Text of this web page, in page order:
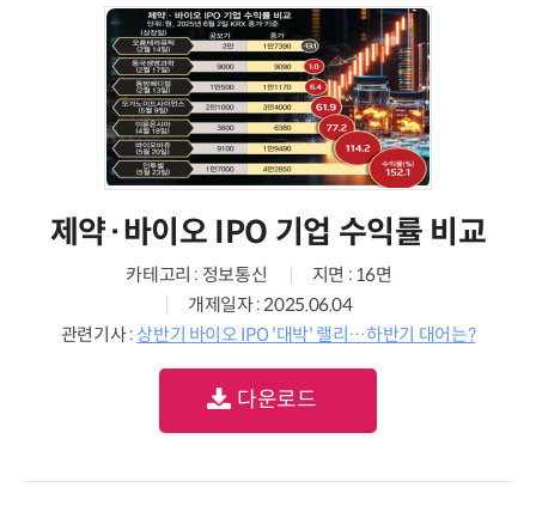
제약·바이오 IPO 기업 수익률 비교
카테고리 : 정보통신
지면 : 16면
개제일자 : 2025.06.04
관련기사 : 상반기 바이오 IPO '대박' 랠리…하반기 대어는?
다운로드